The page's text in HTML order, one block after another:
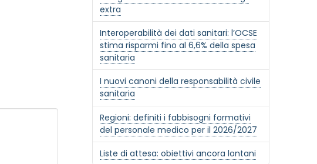
extra
Interoperabilità dei dati sanitari: l’OCSE
stima risparmi fino al 6,6% della spesa
sanitaria
I nuovi canoni della responsabilità civile
sanitaria
Regioni: definiti i fabbisogni formativi
del personale medico per il 2026/2027
Liste di attesa: obiettivi ancora lontani